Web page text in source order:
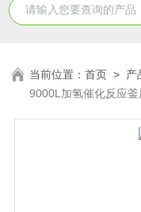
当前位置：首页 > 产
9000L加氢催化反应釜